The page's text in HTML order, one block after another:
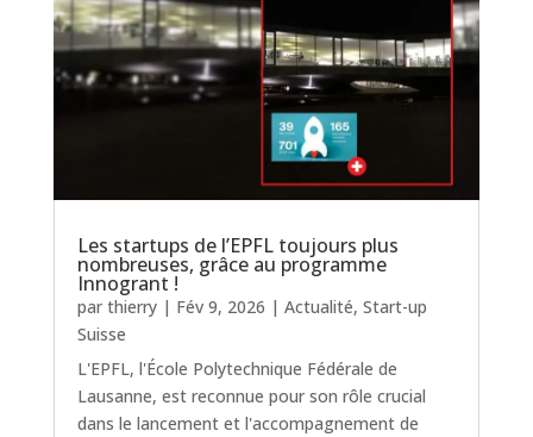
Les startups de l’EPFL toujours plus
nombreuses, grâce au programme
Innogrant !
par thierry| Fév 9, 2026 | Actualité, Start-up
Suisse
L'EPFL, l'École Polytechnique Fédérale de
Lausanne, est reconnue pour son rôle crucial
dans le lancement et l'accompagnement de